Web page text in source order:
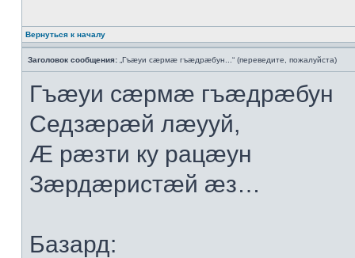
Вернуться к началу
Заголовок сообщения: „Гъæуи сæрмæ гъæдрæбун...“ (переведите, пожалуйста)
Гъæуи сæрмæ гъæдрæбун
Седзæрæй лæууй,
Æ рæзти ку рацæун
Зæрдæристæй æз…
Базард: